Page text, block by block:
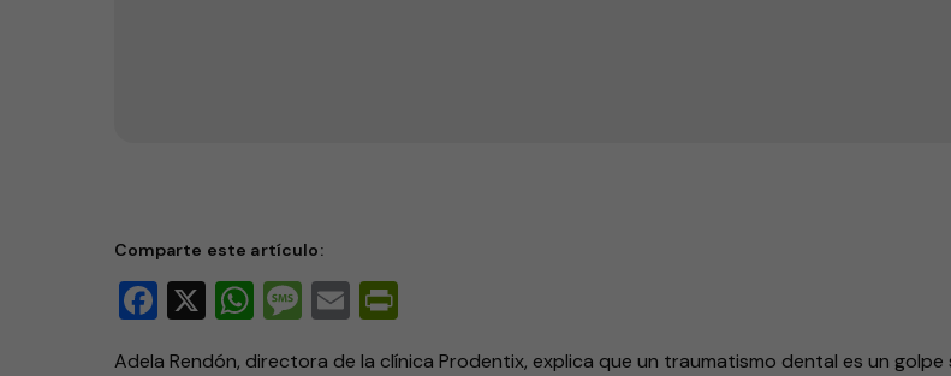
Comparte este artículo:
Facebook
X WhatsApp
Message
EmailPrintFriendly
Adela Rendón, directora de la clínica Prodentix, explica que un traumatismo dental es un golpe